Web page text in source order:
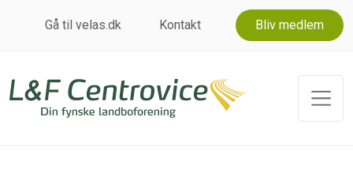
Gå til velas.dk Kontakt Bliv medlem